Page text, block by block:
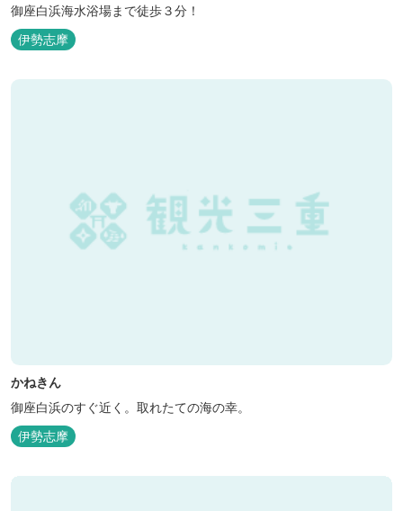
御座白浜海水浴場まで徒歩３分！
伊勢志摩
かねきん
御座白浜のすぐ近く。取れたての海の幸。
伊勢志摩